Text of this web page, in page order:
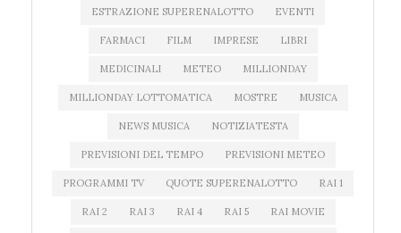
ESTRAZIONE SUPERENALOTTO EVENTI
FARMACI FILM IMPRESE LIBRI
MEDICINALI METEO MILLIONDAY
MILLIONDAY LOTTOMATICA MOSTRE MUSICA
NEWS MUSICA NOTIZIATESTA
PREVISIONI DEL TEMPO PREVISIONI METEO
PROGRAMMI TV QUOTE SUPERENALOTTO RAI 1
RAI 2 RAI 3 RAI 4 RAI 5 RAI MOVIE